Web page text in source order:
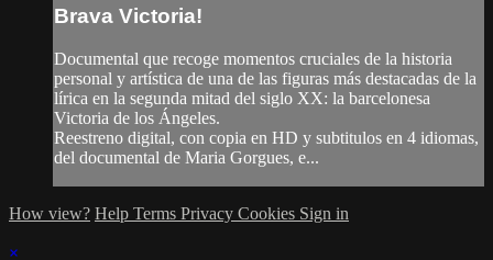
Brava Victoria!
Documental que recoge momentos cruciales de la historia
personal y artística de una de las figuras más destacadas de la
lírica en la segunda mitad del siglo XX: la barcelonesa
Victoria de los Ángeles.
Reestreno digital, con copia en HD y subtitulos en 4 idiomas,
del documental de Maria Gorgues, e...
How view? Help Terms Privacy Cookies Sign in
×